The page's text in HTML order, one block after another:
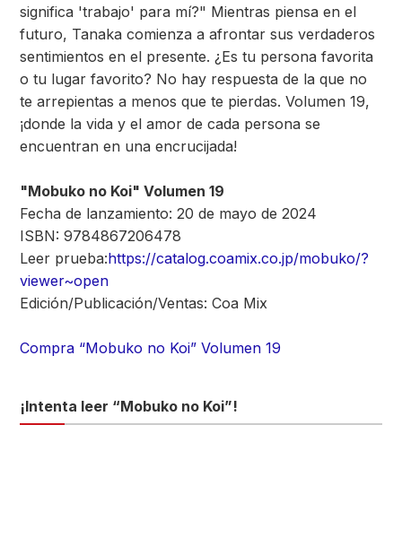
significa 'trabajo' para mí?" Mientras piensa en el
futuro, Tanaka comienza a afrontar sus verdaderos
sentimientos en el presente. ¿Es tu persona favorita
o tu lugar favorito? No hay respuesta de la que no
te arrepientas a menos que te pierdas. Volumen 19,
¡donde la vida y el amor de cada persona se
encuentran en una encrucijada!
"Mobuko no Koi" Volumen 19
Fecha de lanzamiento: 20 de mayo de 2024
ISBN: 9784867206478
Leer prueba:https://catalog.coamix.co.jp/mobuko/?
viewer~open
Edición/Publicación/Ventas: Coa Mix
Compra “Mobuko no Koi” Volumen 19
¡Intenta leer “Mobuko no Koi”!